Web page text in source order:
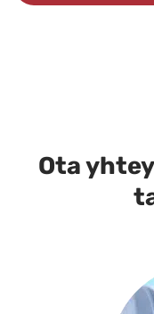
tehdä
valinnat
Ota